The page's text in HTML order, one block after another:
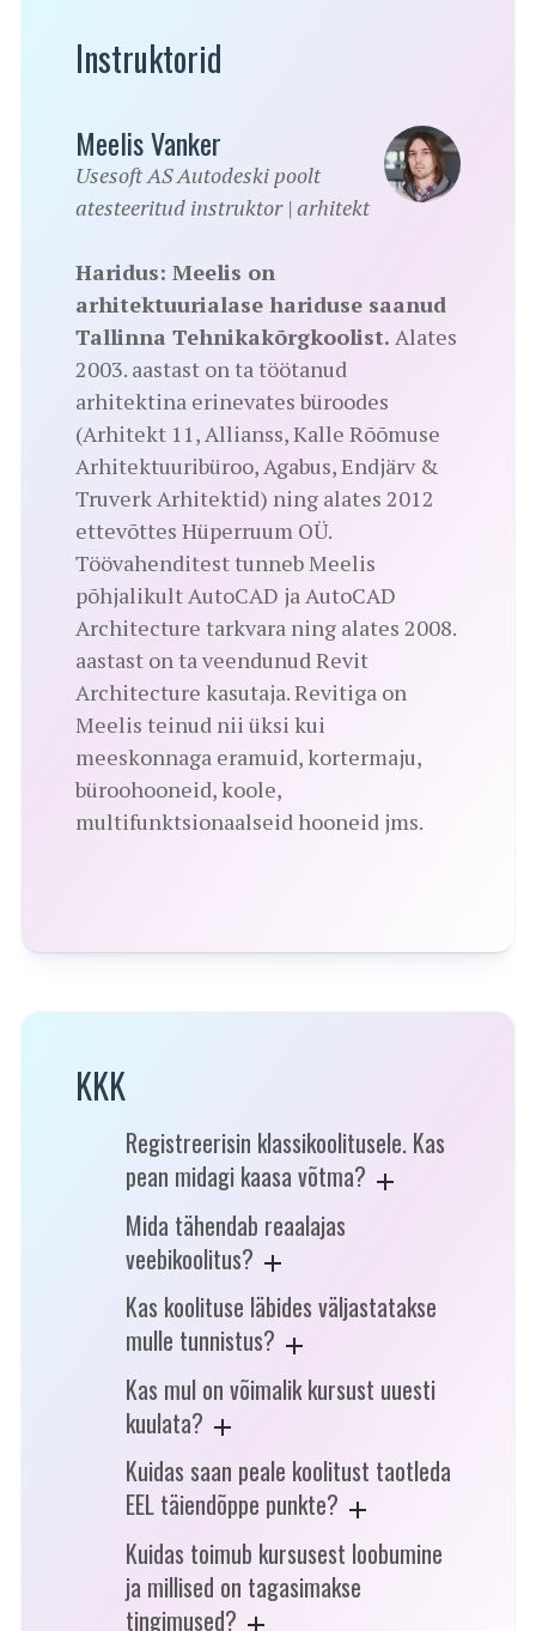
Instruktorid
Meelis Vanker
Usesoft AS Autodeski poolt
atesteeritud instruktor | arhitekt
Haridus: Meelis on
arhitektuurialase hariduse saanud
Tallinna Tehnikakõrgkoolist. Alates
2003. aastast on ta töötanud
arhitektina erinevates büroodes
(Arhitekt 11, Allianss, Kalle Rõõmuse
Arhitektuuribüroo, Agabus, Endjärv &
Truverk Arhitektid) ning alates 2012
ettevõttes Hüperruum OÜ.
Töövahenditest tunneb Meelis
põhjalikult AutoCAD ja AutoCAD
Architecture tarkvara ning alates 2008.
aastast on ta veendunud Revit
Architecture kasutaja. Revitiga on
Meelis teinud nii üksi kui
meeskonnaga eramuid, kortermaju,
büroohooneid, koole,
multifunktsionaalseid hooneid jms.
KKK
Registreerisin klassikoolitusele. Kas
pean midagi kaasa võtma?
Mida tähendab reaalajas
veebikoolitus?
Kas koolituse läbides väljastatakse
mulle tunnistus?
Kas mul on võimalik kursust uuesti
kuulata?
Kuidas saan peale koolitust taotleda
EEL täiendõppe punkte?
Kuidas toimub kursusest loobumine
ja millised on tagasimakse
tingimused?